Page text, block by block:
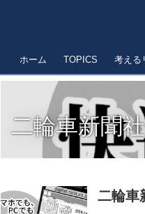
ホーム TOPICS 考える
二輪車新聞
二輪車